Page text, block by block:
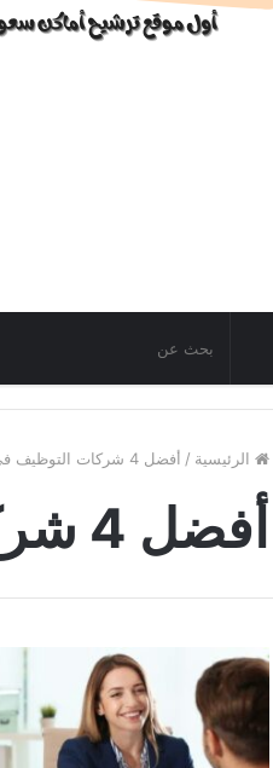
الرئيسية / أفضل 4 شركات التوظيف في الجبيل
أفضل 4 شركات التوظيف في الجبيل